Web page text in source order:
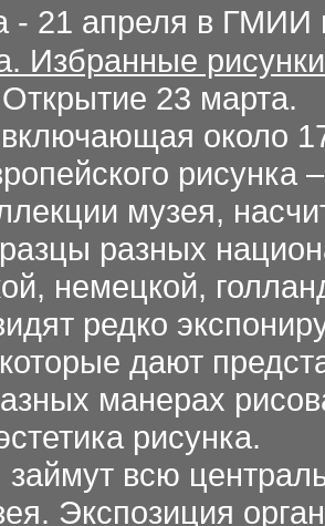
- 21 апреля в
Избранные
23 марта.
около
музея,
разных
немецкой,
редко
дают
манерах
рисунка.
всю
Экспозиция